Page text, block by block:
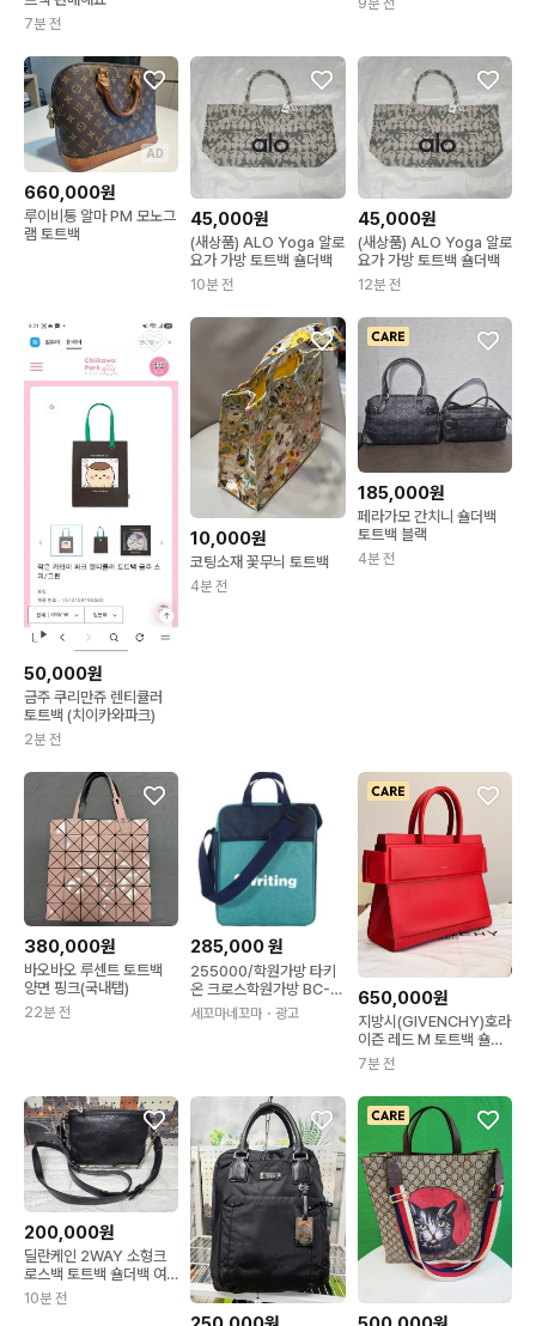
7분 전
9분 전
AD
660,000원
루이비통 알마 PM 모노그
램 토트백
45,000원
(새상품) ALO Yoga 알로
요가 가방 토트백 숄더백
10분 전
45,000원
(새상품) ALO Yoga 알로
요가 가방 토트백 숄더백
12분 전
50,000원
금주 쿠리만쥬 렌티큘러
토트백 (치이카와파크)
2분 전
10,000원
코팅소재 꽃무늬 토트백
4분 전
185,000원
페라가모 간치니 숄더백
토트백 블랙
4분 전
380,000원
바오바오 루센트 토트백
양면 핑크(국내탭)
22분 전
285,000원
255000/학원가방 타키
온 크로스학원가방 BC-2
088 / 30개부터구매가능
세꼬마네꼬마 ・광고
650,000원
지방시(GIVENCHY)호라
이즌 레드 M 토트백 숄더
백 가방
7분 전
200,000원
딜란케인 2WAY 소형크
로스백 토트백 숄더백 여
성가방
10분 전